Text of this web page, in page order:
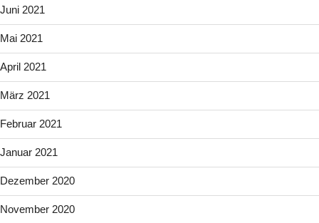
Juni 2021
Mai 2021
April 2021
März 2021
Februar 2021
Januar 2021
Dezember 2020
November 2020